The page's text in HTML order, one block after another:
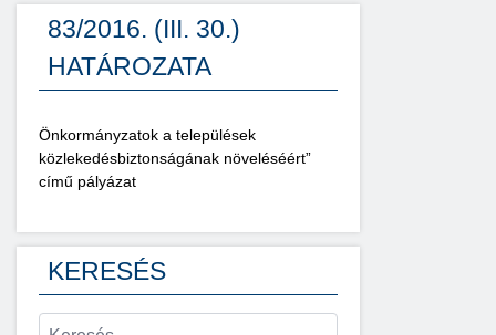
83/2016. (III. 30.)
HATÁROZATA
Önkormányzatok a települések
közlekedésbiztonságának növeléséért”
című pályázat
KERESÉS